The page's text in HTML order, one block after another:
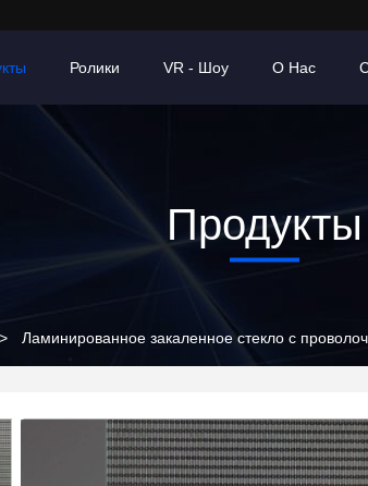
Ролики VR - Шоу О Нас
Продукты
> Ламинированное закаленное стекло с